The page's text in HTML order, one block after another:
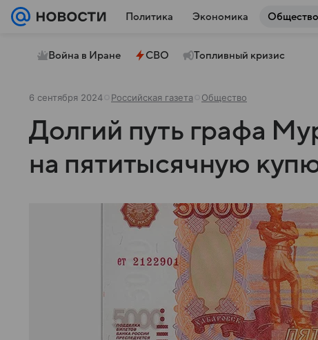
Политика Экономика Общество
Война в Иране СВО Топливный кризис
6 сентября 2024 Российская газета Общество
Долгий путь графа
на пятитысячную